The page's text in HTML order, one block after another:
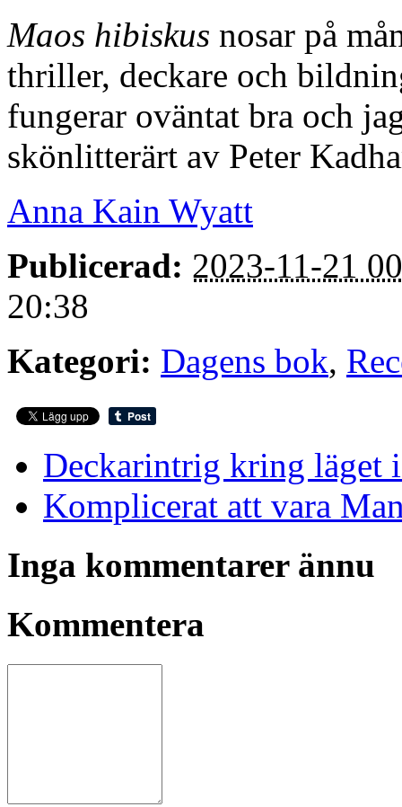
Maos hibiskus nosar på
thriller, deckare och
fungerar oväntat bra och
skönlitterärt av Peter
Anna Kain Wyatt
Publicerad: 2023-11-21
20:38
Kategori: Dagens bok,
Deckarintrig kring läget
Komplicerat att vara
Inga kommentarer ännu
Kommentera